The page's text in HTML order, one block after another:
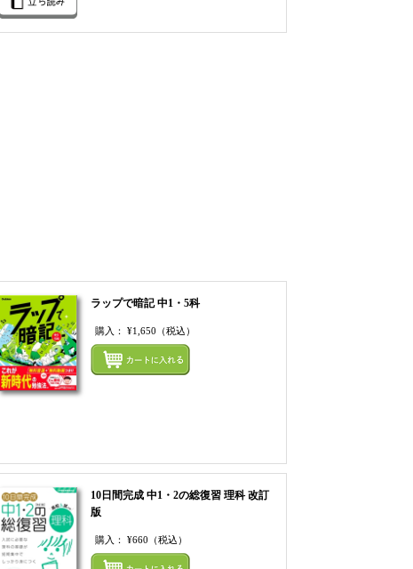
めてカートにいれる
ラップで暗記 中1・5科
購入：¥1,650 （税込）
めてカートにいれる
10日間完成 中1・2の総復習 理科 改訂
版
購入：¥660 （税込）